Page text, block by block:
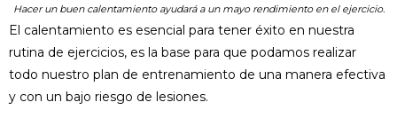
Hacer un buen calentamiento ayudará a un mayo rendimiento en el ejercicio.
El calentamiento es esencial para tener éxito en nuestra
rutina de ejercicios, es la base para que podamos realizar
todo nuestro plan de entrenamiento de una manera efectiva
y con un bajo riesgo de lesiones.